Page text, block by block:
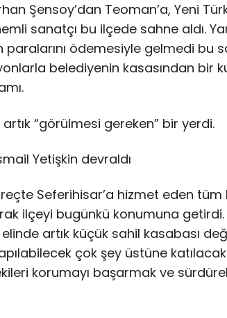
Şensoy’dan Teoman’a, Yeni
sanatçı bu ilçede sahne aldı.
paralarını ödemesiyle gelmedi bu
belediyenin kasasından bir
“görülmesi gereken” bir yerdi.
Yetişkin devraldı
Seferihisar’a hizmet eden tüm
ilçeyi bugünkü konumuna
artık küçük sahil kasabası
çok şey üstüne
korumayı başarmak ve